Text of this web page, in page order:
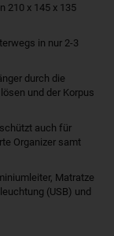
210 x 145 x 135
in nur 2-3
durch die
und der Korpus
auch für
Organizer samt
Matratze
(USB) und